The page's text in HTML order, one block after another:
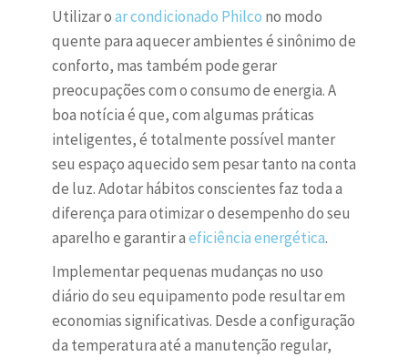
Utilizar oar condicionado Philco no modo
quente para aquecer ambientes é sinônimo de
conforto, mas também pode gerar
preocupações com o consumo de energia. A
boa notícia é que, com algumas práticas
inteligentes, é totalmente possível manter
seu espaço aquecido sem pesar tanto na conta
de luz. Adotar hábitos conscientes faz toda a
diferença para otimizar o desempenho do seu
aparelho e garantir aeficiência energética.
Implementar pequenas mudanças no uso
diário do seu equipamento pode resultar em
economias significativas. Desde a configuração
da temperatura até a manutenção regular,